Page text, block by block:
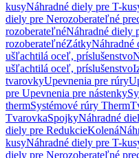
kusyNáhradné diely pre T-
diely pre Nerozoberateľné
rozoberateľnéNáhradné diely
rozoberateľnéZátkyNáhradné
ušľachtilá oceľ, príslušenstvo
ušľachtilá oceľ, príslušenstvo
tvarovkyUpevnenia pre rúry
pre Upevnenia pre nástenky
thermSystémové rúry Therm
TvarovkaSpojkyNáhradné
diely pre RedukcieKolená
kusyNáhradné diely pre T-
diely pre Nerozoberateľné